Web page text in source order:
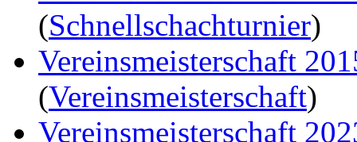
(Schnellschachturnier)
Vereinsmeisterschaft
(Vereinsmeisterschaft)
Vereinsmeisterschaft